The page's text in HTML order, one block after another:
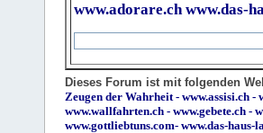
www.adorare.ch www.das-
Dieses Forum ist mit folgenden
Zeugen der Wahrheit - www.assisi.ch -
www.wallfahrten.ch - www.gebete.ch -
www.gottliebtuns.com- www.das-haus-